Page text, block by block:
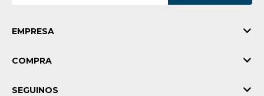
EMPRESA
COMPRA
SEGUINOS